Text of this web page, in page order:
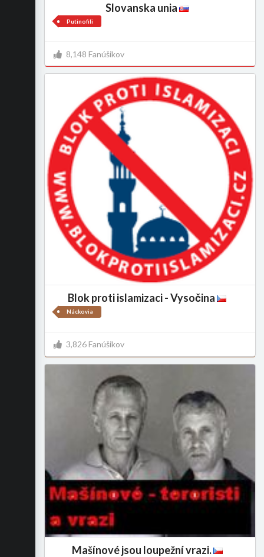
Slovanska unia
Putinofili
8,148 Fanúšikov
Blok proti islamizaci - Vysočina
Náckovia
3,826 Fanúšikov
Mašínové jsou loupežní vrazi.